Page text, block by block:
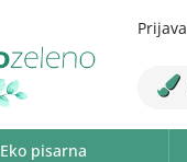
Prijava
Eko pisarna